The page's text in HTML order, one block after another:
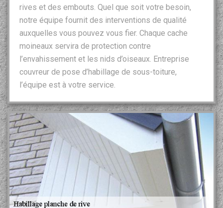
rives et des embouts. Quel que soit votre besoin,
notre équipe fournit des interventions de qualité
auxquelles vous pouvez vous fier. Chaque cache
moineaux servira de protection contre
l’envahissement et les nids d’oiseaux. Entreprise
couvreur de pose d’habillage de sous-toiture,
l’équipe est à votre service.